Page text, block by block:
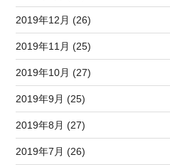
2019年12月 (26)
2019年11月 (25)
2019年10月 (27)
2019年9月 (25)
2019年8月 (27)
2019年7月 (26)